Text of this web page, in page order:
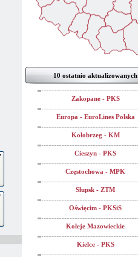
10 ostatnio aktualizowanych
Zakopane - PKS
Europa - EuroLines Polska
Kołobrzeg - KM
Cieszyn - PKS
Częstochowa - MPK
Słupsk - ZTM
Oświęcim - PKSiS
Koleje Mazowieckie
Kielce - PKS